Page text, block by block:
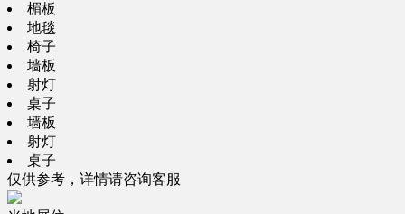
楣板
地毯
椅子
墙板
射灯
桌子
墙板
射灯
桌子
仅供参考，详情请咨询客服